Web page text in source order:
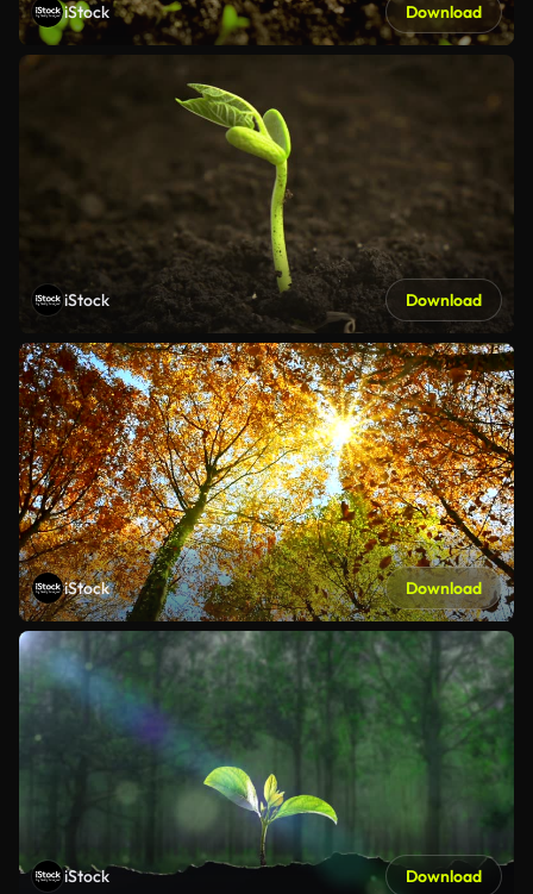
iStock Download
iStock Download
iStock Download
iStock Download